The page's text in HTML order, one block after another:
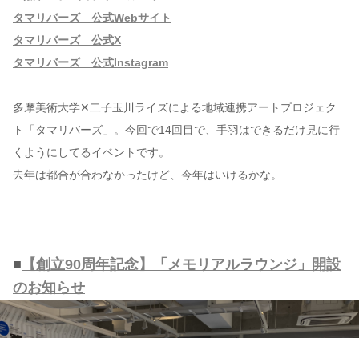
タマリバーズ 公式Webサイト
タマリバーズ 公式X
タマリバーズ 公式Instagram
多摩美術大学✕二子玉川ライズによる地域連携アートプロジェク
ト「タマリバーズ」。今回で14回目で、手羽はできるだけ見に行
くようにしてるイベントです。
去年は都合が合わなかったけど、今年はいけるかな。
■ 【創立90周年記念】「メモリアルラウンジ」開設
のお知らせ